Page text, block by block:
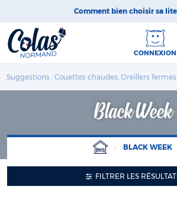
Comment bien choisir sa
CONNEXION
Black Week
BLACK WEEK
FILTRER LES